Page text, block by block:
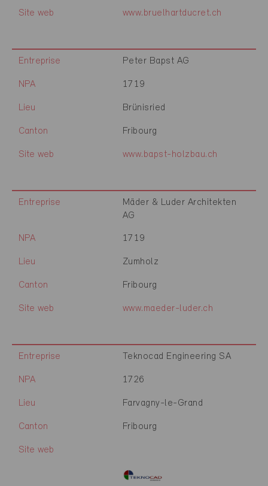
Site web www.bruelhartducret.ch
Entreprise Peter Bapst AG
NPA 1719
Lieu Brünisried
Canton Fribourg
Site web www.bapst-holzbau.ch
Entreprise
Mäder & Luder Architekten
AG
NPA 1719
Lieu Zumholz
Canton Fribourg
Site web www.maeder-luder.ch
Entreprise Teknocad Engineering SA
NPA 1726
Lieu Farvagny-le-Grand
Canton Fribourg
Site web